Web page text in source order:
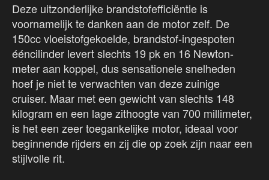
Deze uitzonderlijke brandstofefficiëntie is
voornamelijk te danken aan de motor zelf. De
150cc vloeistofgekoelde, brandstof-ingespoten
ééncilinder levert slechts 19 pk en 16 Newton-
meter aan koppel, dus sensationele snelheden
hoef je niet te verwachten van deze zuinige
cruiser. Maar met een gewicht van slechts 148
kilogram en een lage zithoogte van 700 millimeter,
is het een zeer toegankelijke motor, ideaal voor
beginnende rijders en zij die op zoek zijn naar een
stijlvolle rit.